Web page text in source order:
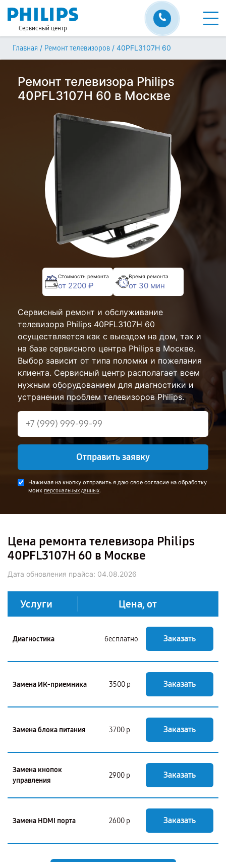
Сервисный центр
Главная / Ремонт телевизоров / 40PFL3107H 60
Ремонт телевизора Philips
40PFL3107H 60 в Москве
Стоимость ремонта
от 2200 ₽
Время ремонта
от 30 мин
Сервисный ремонт и обслуживание
телевизора Philips 40PFL3107H 60
осуществляется как с выездом на дом, так и
на базе сервисного центра Philips в Москве.
Выбор зависит от типа поломки и пожелания
клиента. Сервисный центр располагает всем
нужным оборудованием для диагностики и
устранения проблем телевизоров Philips.
Отправить заявку
Нажимая на кнопку отправить я даю свое согласие на обработку
моих персональных данных.
Цена ремонта телевизора Philips
40PFL3107H 60 в Москве
Дата обновления прайса: 04.08.2026
Услуги Цена, от
Диагностика бесплатно Заказать
Замена ИК-приемника 3500 р Заказать
Замена блока питания 3700 р Заказать
Замена кнопок
управления
2900 р Заказать
Замена HDMI порта 2600 р Заказать